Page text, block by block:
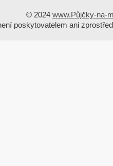
© 2024 www.Půjčky-na-
poskytovatelem ani